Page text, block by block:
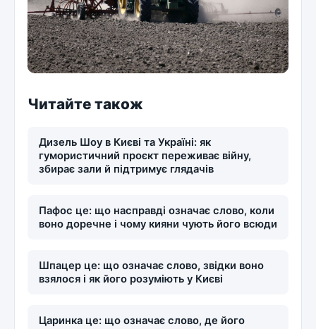
Читайте також
Дизель Шоу в Києві та Україні: як
гумористичний проєкт переживає війну,
збирає зали й підтримує глядачів
Пафос це: що насправді означає слово, коли
воно доречне і чому кияни чують його всюди
Шпацер це: що означає слово, звідки воно
взялося і як його розуміють у Києві
Царинка це: що означає слово, де його